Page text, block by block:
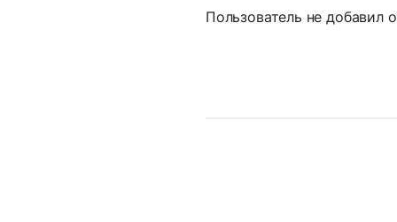
Пользователь не добавил